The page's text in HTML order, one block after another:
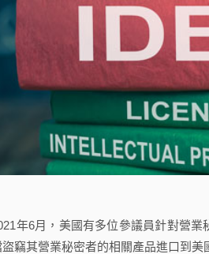
6月，美國有多位參議員針對營業
竊其營業秘密者的相關產品進口到美